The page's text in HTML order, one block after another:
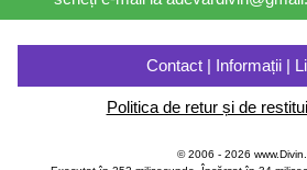
Contact | Informații |
Politica de retur și de
© 2006 - 2026